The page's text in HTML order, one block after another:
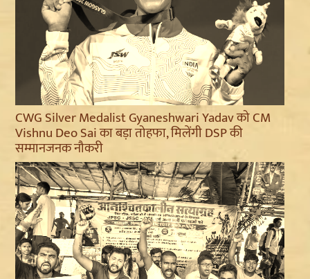
CWG Silver Medalist Gyaneshwari Yadav को CM
Vishnu Deo Sai का बड़ा तोहफा, मिलेंगी DSP की
सम्मानजनक नौकरी